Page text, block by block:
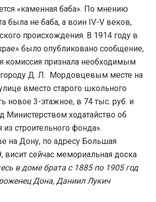
«каменная баба». По мнению
была не баба, а воин IV-V веков,
происхождения. В 1914 году в
было опубликовано сообщение,
комиссия признала необходимым
Д. Л. Мордовцевым месте на
вместо старого школьного
новое 3-этажное, в 74 тыс. руб. и
Министерством ходатайство об
из строительного фонда».
на Дону, по адресу Большая
висит сейчас мемориальная доска
в доме брата с 1885 по 1905 год
Дона, Даниил Лукич